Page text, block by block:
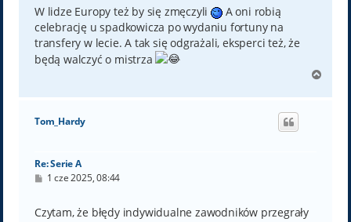
W lidze Europy też by się zmęczyli
A oni robią
celebrację u spadkowicza po wydaniu fortuny na
transfery w lecie. A tak się odgrażali, eksperci też, że
będą walczyć o mistrza
g
Tom_Hardy
Re: Serie A
P
t
1 cze 2025, 08:44
Czytam, że błędy indywidualne zawodników przegrały